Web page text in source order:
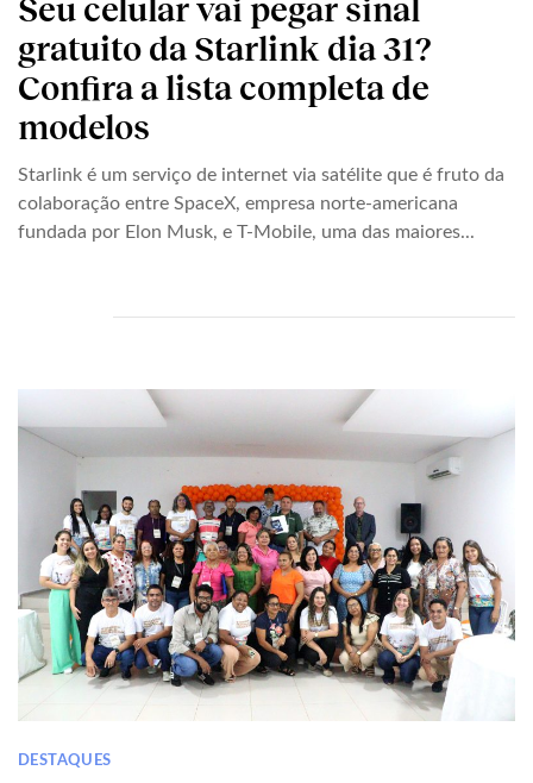
Seu celular vai pegar sinal
gratuito da Starlink dia 31?
Confira a lista completa de
modelos
Starlink é um serviço de internet via satélite que é fruto da
colaboração entre SpaceX, empresa norte-americana
fundada por Elon Musk, e T-Mobile, uma das maiores...
DESTAQUES